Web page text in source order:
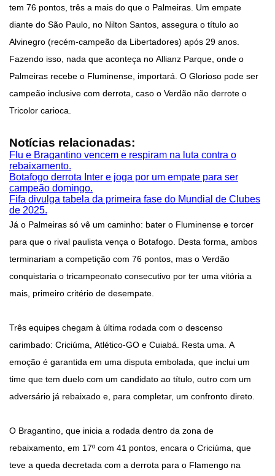
tem 76 pontos, três a mais do que o Palmeiras. Um empate
diante do São Paulo, no Nilton Santos, assegura o título ao
Alvinegro (recém-campeão da Libertadores) após 29 anos.
Fazendo isso, nada que aconteça no Allianz Parque, onde o
Palmeiras recebe o Fluminense, importará. O Glorioso pode ser
campeão inclusive com derrota, caso o Verdão não derrote o
Tricolor carioca.
Notícias relacionadas:
Flu e Bragantino vencem e respiram na luta contra o
rebaixamento.
Botafogo derrota Inter e joga por um empate para ser
campeão domingo.
Fifa divulga tabela da primeira fase do Mundial de Clubes
de 2025.
Já o Palmeiras só vê um caminho: bater o Fluminense e torcer
para que o rival paulista vença o Botafogo. Desta forma, ambos
terminariam a competição com 76 pontos, mas o Verdão
conquistaria o tricampeonato consecutivo por ter uma vitória a
mais, primeiro critério de desempate.
Três equipes chegam à última rodada com o descenso
carimbado: Criciúma, Atlético-GO e Cuiabá. Resta uma. A
emoção é garantida em uma disputa embolada, que inclui um
time que tem duelo com um candidato ao título, outro com um
adversário já rebaixado e, para completar, um confronto direto.
O Bragantino, que inicia a rodada dentro da zona de
rebaixamento, em 17º com 41 pontos, encara o Criciúma, que
teve a queda decretada com a derrota para o Flamengo na